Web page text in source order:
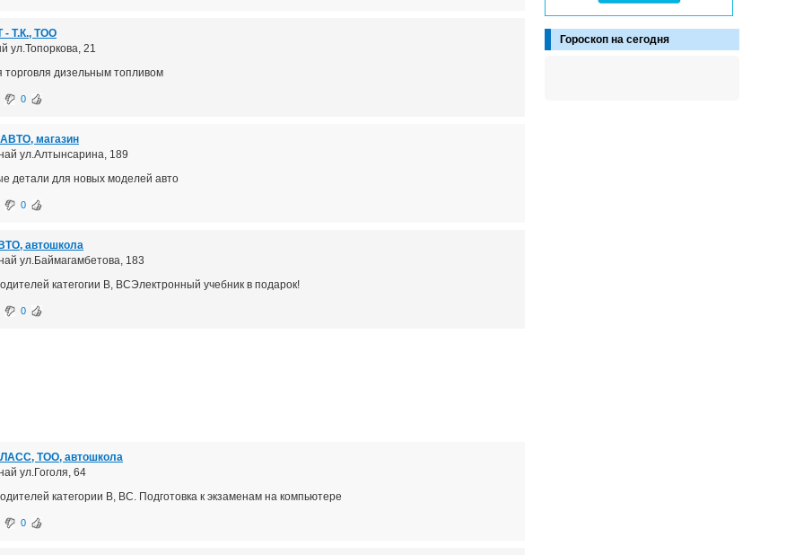
- Т.К., ТОО
ул.Топоркова, 21
торговля дизельным топливом
0
магазин
ул.Алтынсарина, 189
детали для новых моделей авто
0
автошкола
ул.Баймагамбетова, 183
категогии В, ВСЭлектронный учебник в подарок!
0
ТОО, автошкола
ул.Гоголя, 64
категории В, ВС. Подготовка к экзаменам на компьютере
0
Гороскоп на сегодня